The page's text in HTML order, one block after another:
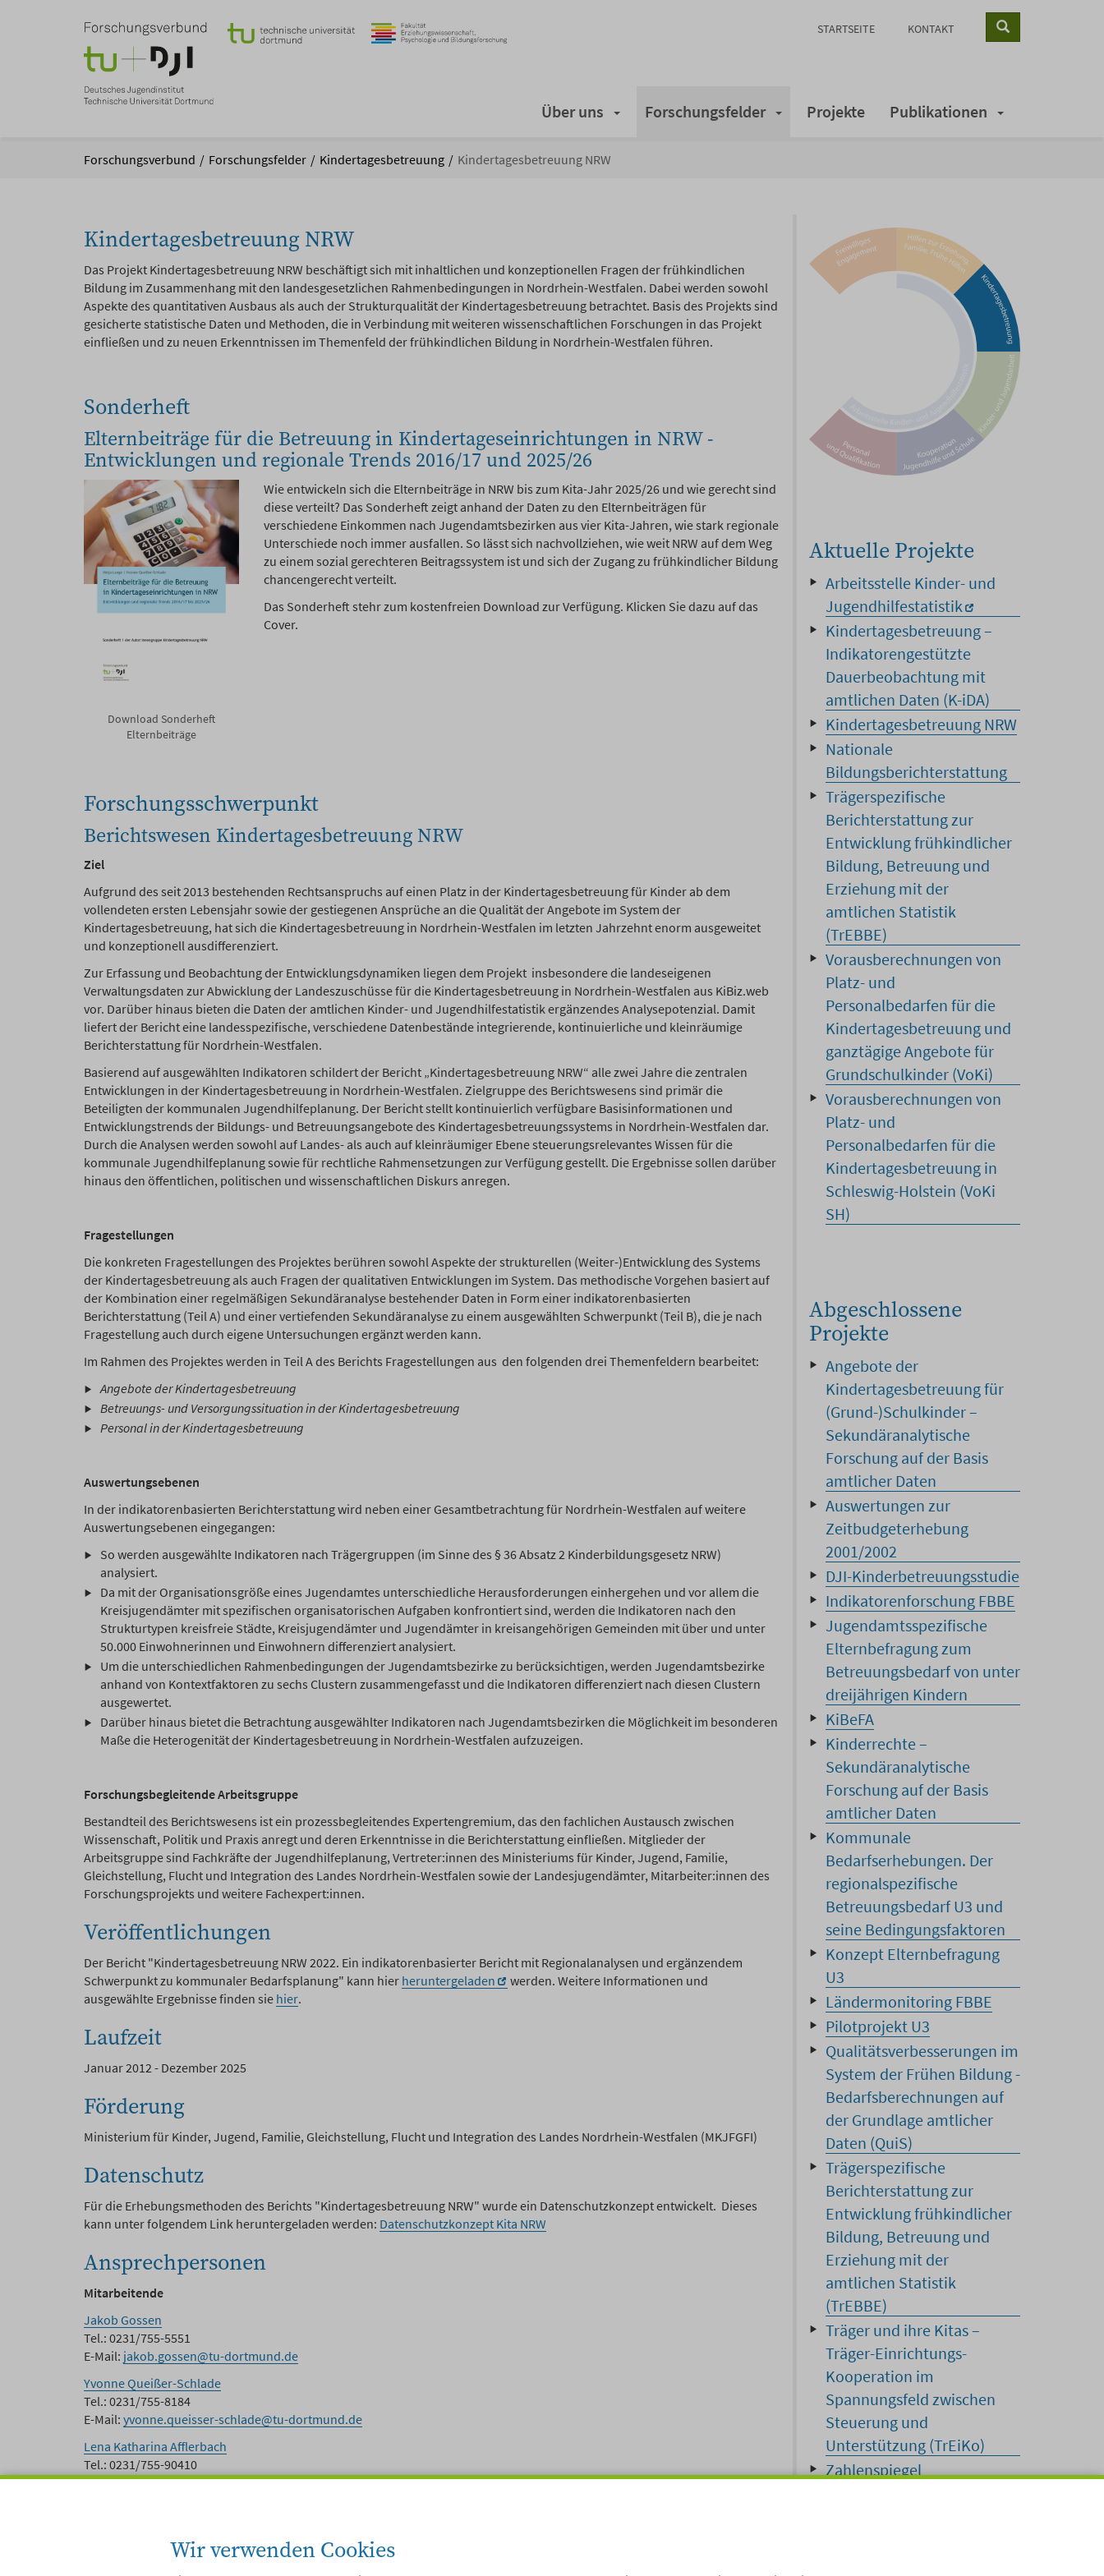
STARTSEITE KONTAKT Suche
Über uns Forschungsfelder Projekte Publikationen
sind
Forschungsverbund Forschungsfelder Kindertagesbetreuung Kindertagesbetreuung NRW
Kindertagesbetreuung NRW
Das Projekt Kindertagesbetreuung NRW beschäftigt sich mit inhaltlichen und konzeptionellen Fragen der frühkindlichen
Bildung im Zusammenhang mit den landesgesetzlichen Rahmenbedingungen in Nordrhein-Westfalen. Dabei werden sowohl
Aspekte des quantitativen Ausbaus als auch der Strukturqualität der Kindertagesbetreuung betrachtet. Basis des Projekts sind
gesicherte statistische Daten und Methoden, die in Verbindung mit weiteren wissenschaftlichen Forschungen in das Projekt
einfließen und zu neuen Erkenntnissen im Themenfeld der frühkindlichen Bildung in Nordrhein-Westfalen führen.
Sonderheft
Elternbeiträge für die Betreuung in Kindertageseinrichtungen in NRW -
Entwicklungen und regionale Trends 2016/17 und 2025/26
Download Sonderheft
Elternbeiträge
Wie entwickeln sich die Elternbeiträge in NRW bis zum Kita-Jahr 2025/26 und wie gerecht sind
diese verteilt? Das Sonderheft zeigt anhand der Daten zu den Elternbeiträgen für
verschiedene Einkommen nach Jugendamtsbezirken aus vier Kita-Jahren, wie stark regionale
Unterschiede noch immer ausfallen. So lässt sich nachvollziehen, wie weit NRW auf dem Weg
zu einem sozial gerechteren Beitragssystem ist und sich der Zugang zu frühkindlicher Bildung
chancengerecht verteilt.
Das Sonderheft stehr zum kostenfreien Download zur Verfügung. Klicken Sie dazu auf das
Cover.
Forschungsschwerpunkt
Berichtswesen Kindertagesbetreuung NRW
Ziel
Aufgrund des seit 2013 bestehenden Rechtsanspruchs auf einen Platz in der Kindertagesbetreuung für Kinder ab dem
vollendeten ersten Lebensjahr sowie der gestiegenen Ansprüche an die Qualität der Angebote im System der
Kindertagesbetreuung, hat sich die Kindertagesbetreuung in Nordrhein-Westfalen im letzten Jahrzehnt enorm ausgeweitet
und konzeptionell ausdifferenziert.
Zur Erfassung und Beobachtung der Entwicklungsdynamiken liegen dem Projekt insbesondere die landeseigenen
Verwaltungsdaten zur Abwicklung der Landeszuschüsse für die Kindertagesbetreuung in Nordrhein-Westfalen aus KiBiz.web
vor. Darüber hinaus bieten die Daten der amtlichen Kinder- und Jugendhilfestatistik ergänzendes Analysepotenzial. Damit
liefert der Bericht eine landesspezifische, verschiedene Datenbestände inte­grierende, kontinuierliche und kleinräumige
Berichterstattung für Nordrhein-Westfalen.
Basierend auf ausgewählten Indikatoren schildert der Bericht „Kindertagesbetreuung NRW“ alle zwei Jahre die zentralen
Entwicklungen in der Kindertagesbetreuung in Nordrhein-Westfalen. Zielgruppe des Berichtswesens sind primär die
Beteiligten der kommunalen Jugendhilfeplanung. Der Bericht stellt kontinuierlich verfügbare Basisinformationen und
Entwicklungstrends der Bildungs- und Betreuungsangebote des Kindertagesbetreuungssystems in Nordrhein-Westfalen dar.
Durch die Analysen werden sowohl auf Landes- als auch auf kleinräumiger Ebene steuerungsrelevantes Wissen für die
kommunale Jugendhilfeplanung sowie für rechtliche Rahmensetzungen zur Verfügung gestellt. Die Ergebnisse sollen darüber
hinaus den öffentlichen, politischen und wissenschaftlichen Diskurs anregen.
Fragestellungen
Die konkreten Fragestellungen des Projektes berühren sowohl Aspekte der strukturellen (Weiter-)Entwicklung des Systems
der Kindertagesbetreuung als auch Fragen der qualitativen Entwicklungen im System. Das methodische Vorgehen basiert auf
der Kombination einer regelmäßigen Sekundäranalyse bestehender Daten in Form einer indikatorenbasierten
Berichterstattung (Teil A) und einer vertiefenden Sekundäranalyse zu einem ausgewählten Schwerpunkt (Teil B), die je nach
Fragestellung auch durch eigene Untersuchungen ergänzt werden kann.
Im Rahmen des Projektes werden in Teil A des Berichts Fragestellungen aus den folgenden drei Themenfeldern bearbeitet:
Angebote der Kindertagesbetreuung
Betreuungs- und Versorgungssituation in der Kindertagesbetreuung
Personal in der Kindertagesbetreuung
Auswertungsebenen
In der indikatorenbasierten Berichterstattung wird neben einer Gesamtbetrachtung für Nordrhein-Westfalen auf weitere
Auswertungsebenen eingegangen:
So werden ausgewählte Indikatoren nach Trägergruppen (im Sinne des § 36 Absatz 2 Kinderbildungsgesetz NRW)
analysiert.
Da mit der Organisationsgröße eines Jugendamtes unterschiedliche Herausforderungen einhergehen und vor allem die
Kreisjugendämter mit spezifischen organisatorischen Aufgaben konfrontiert sind, werden die Indikatoren nach den
Strukturtypen kreisfreie Städte, Kreisjugendämter und Jugendämter in kreisangehörigen Gemeinden mit über und unter
50.000 Einwohnerinnen und Einwohnern differenziert analysiert.
Um die unterschiedlichen Rahmenbedingungen der Jugendamtsbezirke zu berücksichtigen, werden Jugendamtsbezirke
anhand von Kontextfaktoren zu sechs Clustern zusammengefasst und die Indikatoren differenziert nach diesen Clustern
ausgewertet.
Darüber hinaus bietet die Betrachtung ausgewählter Indikatoren nach Jugendamtsbezirken die Möglichkeit im besonderen
Maße die Heterogenität der Kindertagesbetreuung in Nordrhein-Westfalen aufzuzeigen.
Forschungsbegleitende Arbeitsgruppe
Bestandteil des Berichtswesens ist ein prozessbegleitendes Expertengremium, das den fachlichen Austausch zwischen
Wissenschaft, Politik und Praxis anregt und deren Erkenntnisse in die Berichterstattung einfließen. Mitglieder der
Arbeitsgruppe sind Fachkräfte der Jugendhilfeplanung, Vertreter:innen des Ministeriums für Kinder, Jugend, Familie,
Gleichstellung, Flucht und Integration des Landes Nordrhein-Westfalen sowie der Landesjugendämter, Mitarbeiter:innen des
Forschungsprojekts und weitere Fachexpert:innen.
Veröffentlichungen
Der Bericht "Kindertagesbetreuung NRW 2022. Ein indikatorenbasierter Bericht mit Regionalanalysen und ergänzendem
Schwerpunkt zu kommunaler Bedarfsplanung" kann hier heruntergeladen
werden. Weitere Informationen und
ausgewählte Ergebnisse finden sie hier.
Laufzeit
Januar 2012 - Dezember 2025
Förderung
Ministerium für Kinder, Jugend, Familie, Gleichstellung, Flucht und Integration des Landes Nordrhein-Westfalen (MKJFGFI)
Datenschutz
Für die Erhebungsmethoden des Berichts "Kindertagesbetreuung NRW" wurde ein Datenschutzkonzept entwickelt. Dieses
kann unter folgendem Link heruntergeladen werden: Datenschutzkonzept Kita NRW
Ansprechpersonen
Mitarbeitende
Jakob Gossen
Tel.: 0231/755-5551
E-Mail: jakob.gossen@tu-dortmund.de
Yvonne Queißer-Schlade
Tel.: 0231/755-8184
E-Mail: yvonne.queisser-schlade@tu-dortmund.de
Lena Katharina Afflerbach
Tel.: 0231/755-90410
E-Mail:lena.afflerbach@tu-dortmund.de
ina.broecher@tu-dortmund.de
Aktuelle Projekte
Arbeitsstelle Kinder- und
Jugendhilfestatistik
Kindertagesbetreuung –
Indikatorengestützte
Dauerbeobachtung mit
amtlichen Daten (K-iDA)
Kindertagesbetreuung NRW
Nationale
Bildungsberichterstattung
Trägerspezifische
Berichterstattung zur
Entwicklung frühkindlicher
Bildung, Betreuung und
Erziehung mit der
amtlichen Statistik
(TrEBBE)
Vorausberechnungen von
Platz- und
Personalbedarfen für die
Kindertagesbetreuung und
ganztägige Angebote für
Grundschulkinder (VoKi)
Vorausberechnungen von
Platz- und
Personalbedarfen für die
Kindertagesbetreuung in
Schleswig-Holstein (VoKi
SH)
Abgeschlossene
Projekte
Angebote der
Kindertagesbetreuung für
(Grund-)Schulkinder –
Sekundäranalytische
Forschung auf der Basis
amtlicher Daten
Auswertungen zur
Zeitbudgeterhebung
2001/2002
DJI-Kinderbetreuungsstudie
Indikatorenforschung FBBE
Jugendamtsspezifische
Elternbefragung zum
Betreuungsbedarf von unter
dreijährigen Kindern
KiBeFA
Kinderrechte –
Sekundäranalytische
Forschung auf der Basis
amtlicher Daten
Kommunale
Bedarfserhebungen. Der
regionalspezifische
Betreuungsbedarf U3 und
seine Bedingungsfaktoren
Konzept Elternbefragung
U3
Ländermonitoring FBBE
Pilotprojekt U3
Qualitätsverbesserungen im
System der Frühen Bildung -
Bedarfsberechnungen auf
der Grundlage amtlicher
Daten (QuiS)
Trägerspezifische
Berichterstattung zur
Entwicklung frühkindlicher
Bildung, Betreuung und
Erziehung mit der
amtlichen Statistik
(TrEBBE)
Träger und ihre Kitas –
Träger-Einrichtungs-
Kooperation im
Spannungsfeld zwischen
Steuerung und
Unterstützung (TrEiKo)
Zahlenspiegel
Wir verwenden Cookies